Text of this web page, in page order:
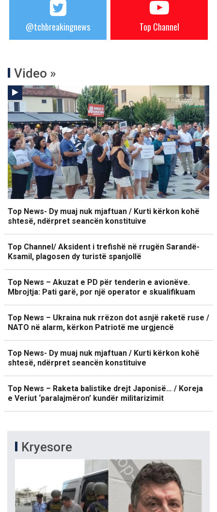
@tchbreakingnews Top Channel
Video »
Top News- Dy muaj nuk mjaftuan / Kurti kërkon kohë
shtesë, ndërpret seancën konstituive
Top Channel/ Aksident i trefishë në rrugën Sarandë-
Ksamil, plagosen dy turistë spanjollë
Top News – Akuzat e PD për tenderin e avionëve.
Mbrojtja: Pati garë, por një operator e skualifikuam
Top News – Ukraina nuk rrëzon dot asnjë raketë ruse /
NATO në alarm, kërkon Patriotë me urgjencë
Top News- Dy muaj nuk mjaftuan / Kurti kërkon kohë
shtesë, ndërpret seancën konstituive
Top News – Raketa balistike drejt Japonisë… / Koreja
e Veriut ‘paralajmëron’ kundër militarizimit
Kryesore